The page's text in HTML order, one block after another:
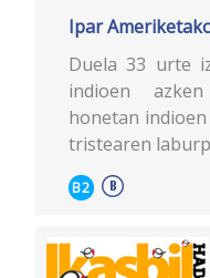
Ipar
Duela 33 urte
indioen
honetan
tristearen
B2